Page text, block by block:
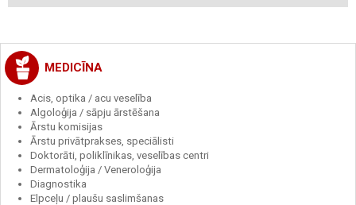
MEDICĪNA
Acis, optika / acu veselība
Algoloģija / sāpju ārstēšana
Ārstu komisijas
Ārstu privātprakses, speciālisti
Doktorāti, poliklīnikas, veselības centri
Dermatoloģija / Veneroloģija
Diagnostika
Elpceļu / plaušu saslimšanas